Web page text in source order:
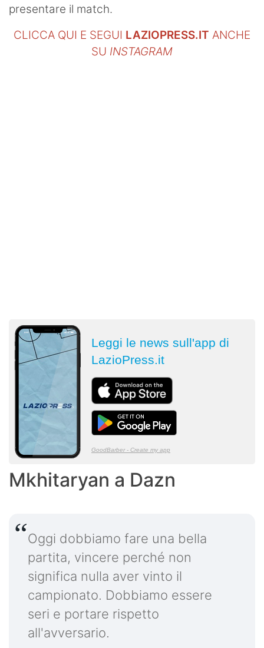
presentare il match.
CLICCA QUI E SEGUI LAZIOPRESS.IT ANCHE
SU INSTAGRAM
Mkhitaryan a Dazn
Oggi dobbiamo fare una bella
partita, vincere perché non
significa nulla aver vinto il
campionato. Dobbiamo essere
seri e portare rispetto
all'avversario.